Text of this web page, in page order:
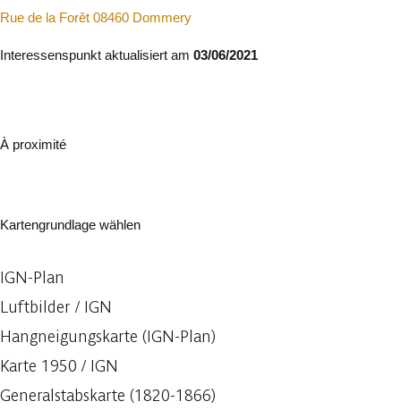
Rue de la Forêt 08460 Dommery
Interessenspunkt aktualisiert am 03/06/2021
À proximité
Kartengrundlage wählen
IGN-Plan
Luftbilder / IGN
Hangneigungskarte (IGN-Plan)
Karte 1950 / IGN
Generalstabskarte (1820-1866)